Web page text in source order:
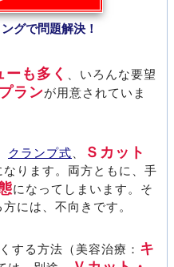
グで問題解決！
ーも多く
、いろんな要望
ランが用意されていま
クランプ式 Ｓカット
なります。両方ともに、手
になってしまいます。そ
には、不向きです。
する方法（美容治療： キ